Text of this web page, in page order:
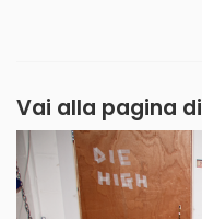
Vai alla pagina di